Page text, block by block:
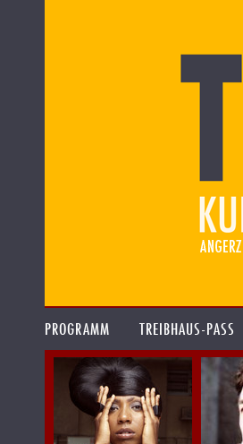
PROGRAMM TREIBHAUS-PASS